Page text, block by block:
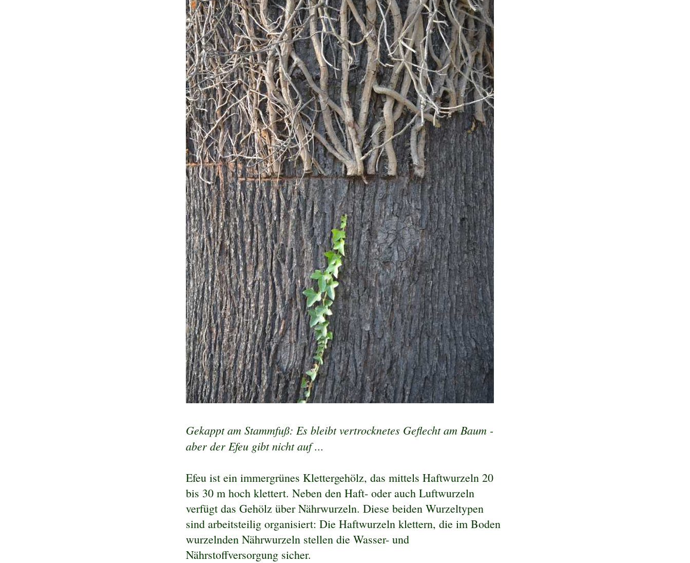
Gekappt am Stammfuß: Es bleibt vertrocknetes Geflecht am Baum -
aber der Efeu gibt nicht auf ...
Efeu ist ein immergrünes Klettergehölz, das mittels Haftwurzeln 20
bis 30 m hoch klettert. Neben den Haft- oder auch Luftwurzeln
verfügt das Gehölz über Nährwurzeln. Diese beiden Wurzeltypen
sind arbeitsteilig organisiert: Die Haftwurzeln klettern, die im Boden
wurzelnden Nährwurzeln stellen die Wasser- und
Nährstoffversorgung sicher.